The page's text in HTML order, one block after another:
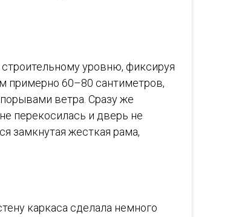
уровню, фиксируя
примерно 60–80 сантиметров,
ветра. Сразу же
перекосилась и дверь не
замкнутая жесткая рама,
каркаса сделала немного